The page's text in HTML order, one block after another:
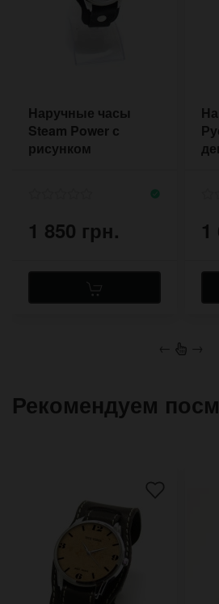
Наручные часы
Steam Power с
рисунком
1 850 грн. 1
← →
Рекомендуем